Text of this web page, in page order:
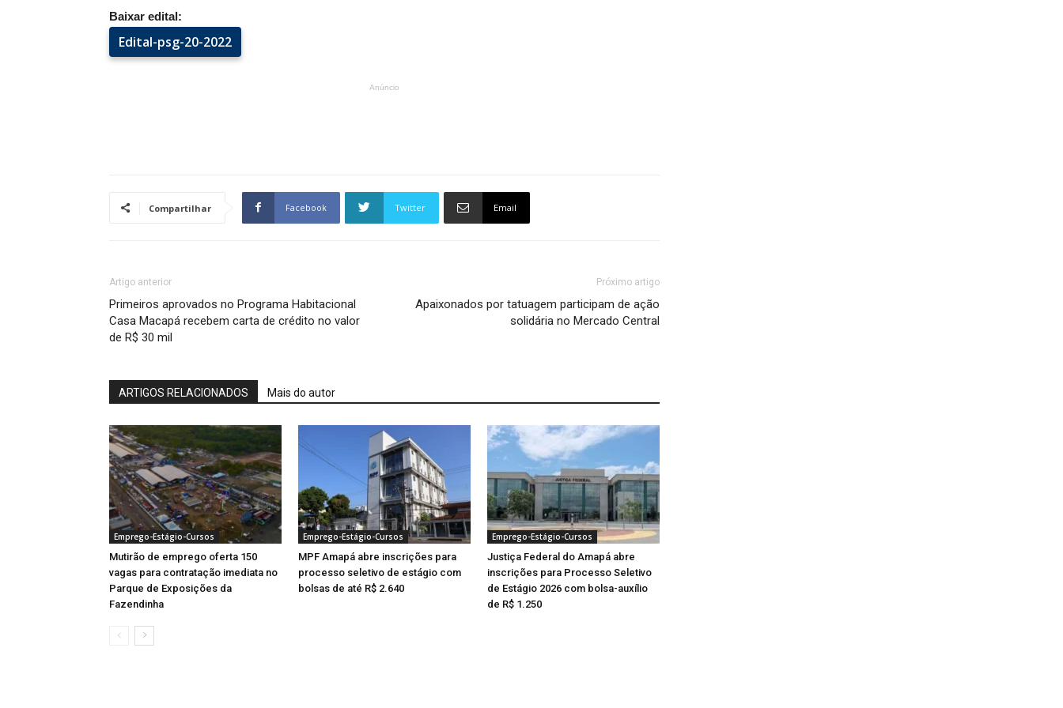
Baixar edital:
Edital-psg-20-2022
Anúncio
Compartilhar Facebook Twitter Email
Artigo anterior
Primeiros aprovados no Programa Habitacional
Casa Macapá recebem carta de crédito no valor
de R$ 30 mil
Próximo artigo
Apaixonados por tatuagem participam de ação
solidária no Mercado Central
ARTIGOS RELACIONADOS Mais do autor
Emprego-Estágio-Cursos
Mutirão de emprego oferta 150
vagas para contratação imediata no
Parque de Exposições da
Fazendinha
Emprego-Estágio-Cursos
MPF Amapá abre inscrições para
processo seletivo de estágio com
bolsas de até R$ 2.640
Emprego-Estágio-Cursos
Justiça Federal do Amapá abre
inscrições para Processo Seletivo
de Estágio 2026 com bolsa-auxílio
de R$ 1.250